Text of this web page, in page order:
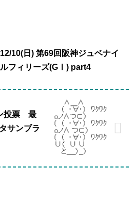
12/10(日) 第69回阪神ジュベナイ
ルフィリーズ(GⅠ) part4
投票 最
サンブラ